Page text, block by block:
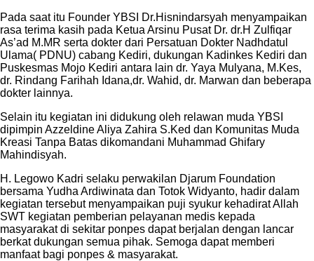
Pada saat itu Founder YBSI Dr.Hisnindarsyah menyampaikan
rasa terima kasih pada Ketua Arsinu Pusat Dr. dr.H Zulfiqar
As’ad M.MR serta dokter dari Persatuan Dokter Nadhdatul
Ulama( PDNU) cabang Kediri, dukungan Kadinkes Kediri dan
Puskesmas Mojo Kediri antara lain dr. Yaya Mulyana, M.Kes,
dr. Rindang Farihah Idana,dr. Wahid, dr. Marwan dan beberapa
dokter lainnya.
Selain itu kegiatan ini didukung oleh relawan muda YBSI
dipimpin Azzeldine Aliya Zahira S.Ked dan Komunitas Muda
Kreasi Tanpa Batas dikomandani Muhammad Ghifary
Mahindisyah.
H. Legowo Kadri selaku perwakilan Djarum Foundation
bersama Yudha Ardiwinata dan Totok Widyanto, hadir dalam
kegiatan tersebut menyampaikan puji syukur kehadirat Allah
SWT kegiatan pemberian pelayanan medis kepada
masyarakat di sekitar ponpes dapat berjalan dengan lancar
berkat dukungan semua pihak. Semoga dapat memberi
manfaat bagi ponpes & masyarakat.